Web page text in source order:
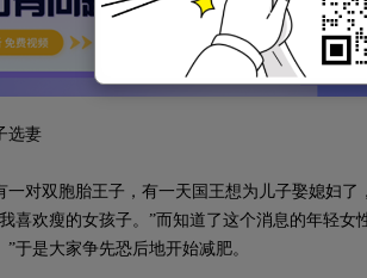
选妻
双胞胎王子，有一天国王想为儿子娶媳妇了
喜欢瘦的女孩子。”而知道了这个消息的年轻女
于是大家争先恐后地开始减肥。